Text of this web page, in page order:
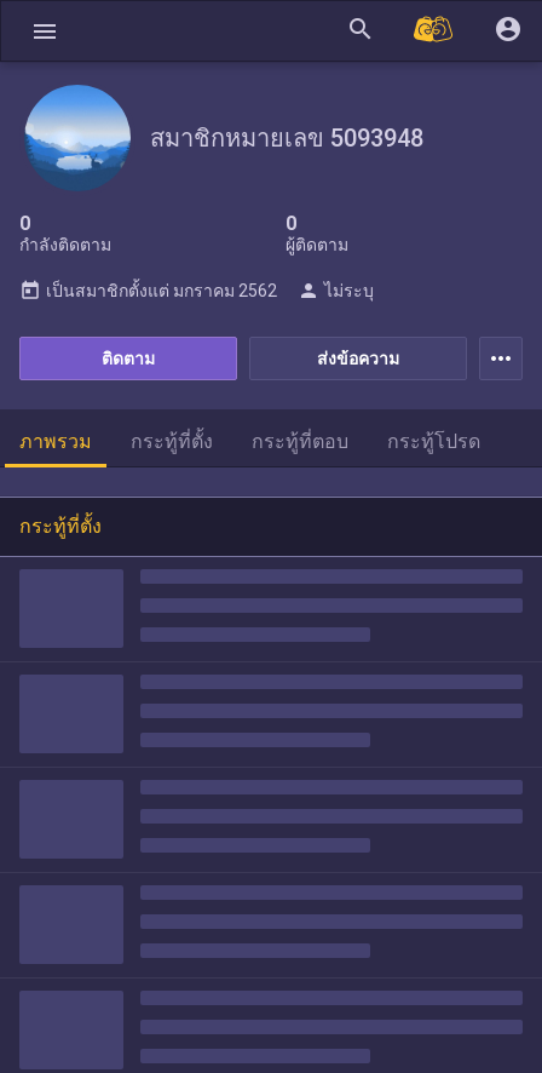
menu search account_circle
สมาชิกหมายเลข 5093948
0
กำลังติดตาม
0
ผู้ติดตาม
ส่งข้อความ
ติดตาม
today เป็นสมาชิกตั้งแต่ มกราคม 2562 person ไม่ระบุ
more_horiz
ภาพรวม กระทู้ที่ตั้ง กระทู้ที่ตอบ กระทู้โปรด
กระทู้ที่ตั้ง